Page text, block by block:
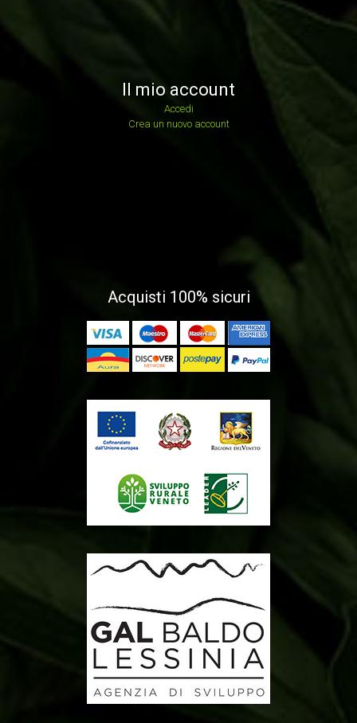
Il mio account
Accedi
Crea un nuovo account
Acquisti 100% sicuri